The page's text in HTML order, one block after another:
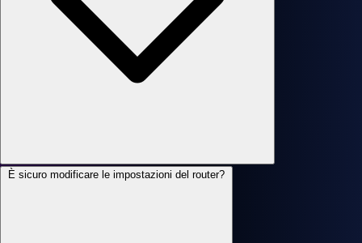
È sicuro modificare le impostazioni del router?